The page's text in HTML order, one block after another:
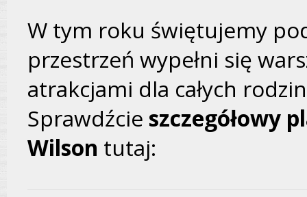
W tym roku świętujemy
przestrzeń wypełni się
atrakcjami dla całych
Sprawdźcie szczegółowy
Wilson tutaj: